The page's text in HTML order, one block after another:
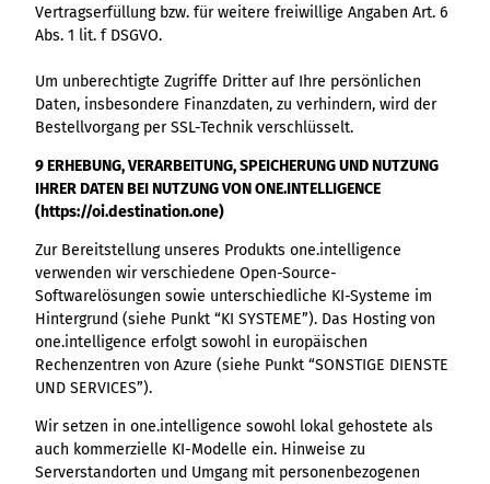
Vertragserfüllung bzw. für weitere freiwillige Angaben Art. 6
Abs. 1 lit. f DSGVO.
Um unberechtigte Zugriffe Dritter auf Ihre persönlichen
Daten, insbesondere Finanzdaten, zu verhindern, wird der
Bestellvorgang per SSL-Technik verschlüsselt.
9 ERHEBUNG, VERARBEITUNG, SPEICHERUNG UND NUTZUNG
IHRER DATEN BEI NUTZUNG VON ONE.INTELLIGENCE
(https://oi.destination.one)
Zur Bereitstellung unseres Produkts one.intelligence
verwenden wir verschiedene Open-Source-
Softwarelösungen sowie unterschiedliche KI-Systeme im
Hintergrund (siehe Punkt “KI SYSTEME”). Das Hosting von
one.intelligence erfolgt sowohl in europäischen
Rechenzentren von Azure (siehe Punkt “SONSTIGE DIENSTE
UND SERVICES”).
Wir setzen in one.intelligence sowohl lokal gehostete als
auch kommerzielle KI-Modelle ein. Hinweise zu
Serverstandorten und Umgang mit personenbezogenen